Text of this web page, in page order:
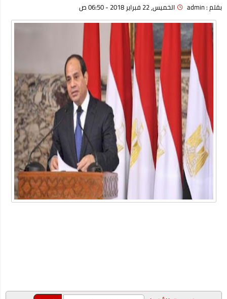
منصة كل الكوبونات للحصول علي افضل خصم عند الشراء
افضل خصومات المتاجر الإلكترونية للتسوق عبر كوبون زاد
اقوي عروض وباقات فودافون
أداة محول التاريخ
ما هو الفرق بين لقاحات كورونا الثلاث الشهيرة؟ وأي واحد يتوجب
عليك أن تأخذه؟
شركة خدمات منزلية بالدمام
عبارات عن البيئة
أهمية دعم بحث وتطوير أعمال الشركات في الوقت الحالي
"شيخ عمد الصعيد" ٤٥ سنه عموديه
كتاب جديد للكاتب "محمد عبد المعز حميد " يرصد دور وسائل
بقلم :admin الخميس, 22 فبراير 2018 - 06:50 ص